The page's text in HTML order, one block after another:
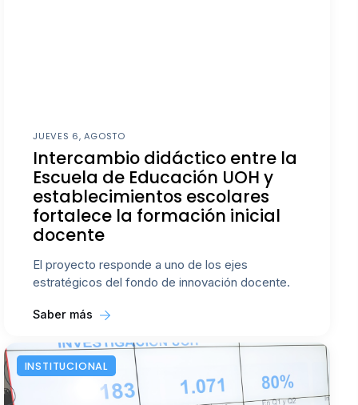
JUEVES 6, AGOSTO
Intercambio didáctico entre la
Escuela de Educación UOH y
establecimientos escolares
fortalece la formación inicial
docente
El proyecto responde a uno de los ejes
estratégicos del fondo de innovación docente.
Saber más
INSTITUCIONAL